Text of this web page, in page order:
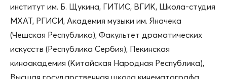
институт им. Б. Щукина, ГИТИС, ВГИК, Школа-студия
МХАТ, РГИСИ, Академия музыки им. Яначека
(Чешская Республика), Факультет драматических
искусств (Республика Сербия), Пекинская
киноакадемия (Китайская Народная Республика),
Высшая государственная школа кинематографа,